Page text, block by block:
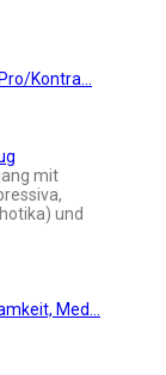
Kontra…
mit
und
Med…